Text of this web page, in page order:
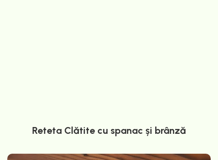
Reteta Clătite cu spanac și brânză